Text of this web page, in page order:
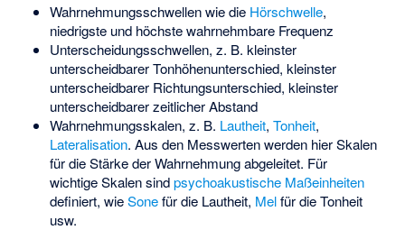
Wahrnehmungsschwellen wie die Hörschwelle,
niedrigste und höchste wahrnehmbare Frequenz
Unterscheidungsschwellen, z. B. kleinster
unterscheidbarer Tonhöhenunterschied, kleinster
unterscheidbarer Richtungsunterschied, kleinster
unterscheidbarer zeitlicher Abstand
Wahrnehmungsskalen, z. B. Lautheit, Tonheit,
Lateralisation. Aus den Messwerten werden hier Skalen
für die Stärke der Wahrnehmung abgeleitet. Für
wichtige Skalen sindpsychoakustische Maßeinheiten
definiert, wieSonefür die Lautheit, Melfür die Tonheit
usw.